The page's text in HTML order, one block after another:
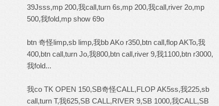
39Jsss,mp 200,我call,turn 6s,mp 200,我call,river 2o,mp
500,我fold,mp show 69o
btn 奇怪limp,sb limp,我bb AKo r350,btn call,flop AKTo,我
400,btn call,turn Jo,我800,btn call,river 9,我1100,btn r3000,
我fold...
我co TK OPEN 150,SB奇怪CALL,FLOP AK5ss,我225,sb
call,turn T,我625,SB CALL,RIVER 9,SB 1000,我CALL,SB